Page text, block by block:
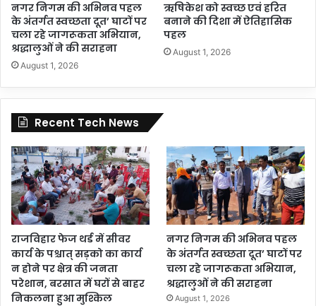
नगर निगम की अभिनव पहल
के अंतर्गत स्वच्छता दूत’ घाटों पर
चला रहे जागरूकता अभियान,
श्रद्धालुओं ने की सराहना
August 1, 2026
ऋषिकेश को स्वच्छ एवं हरित
बनाने की दिशा में ऐतिहासिक
पहल
August 1, 2026
Recent Tech News
राजविहार फेज थर्ड में सीवर
कार्य के पश्चात् सड़को का कार्य
न होने पर क्षेत्र की जनता
परेशान, बरसात में घरों से बाहर
निकलना हुआ मुश्किल
नगर निगम की अभिनव पहल
के अंतर्गत स्वच्छता दूत’ घाटों पर
चला रहे जागरूकता अभियान,
श्रद्धालुओं ने की सराहना
August 1, 2026